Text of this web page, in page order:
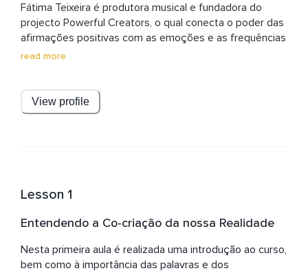
Fátima Teixeira é produtora musical e fundadora do
projecto Powerful Creators, o qual conecta o poder das
afirmações positivas com as emoções e as frequências
da música, para elevar a vibração energética de quem
Ela nasceu em Portugal mas já viveu no Brasil e no
Canadá.
read more
View profile
Lesson 1
Entendendo a Co-criação da nossa Realidade
Nesta primeira aula é realizada uma introdução ao curso,
bem como à importância das palavras e dos